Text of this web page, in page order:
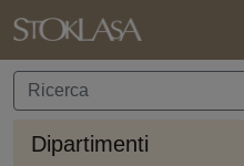
Dipartimenti